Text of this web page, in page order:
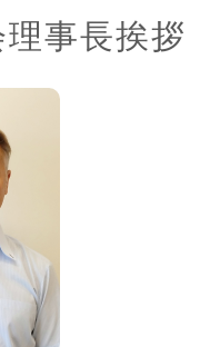
事長挨拶